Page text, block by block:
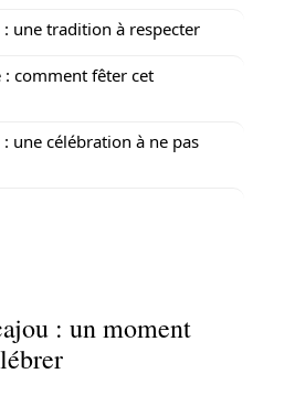
: une tradition à respecter
: comment fêter cet
: une célébration à ne pas
: un moment